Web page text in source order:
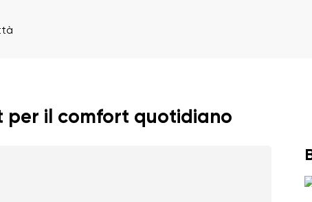
per il comfort quotidiano
Acconsento al trattamento dei dati personali inseriti ai
Aggiungi una